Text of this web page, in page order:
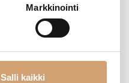
Markkinointi
Salli kaikki